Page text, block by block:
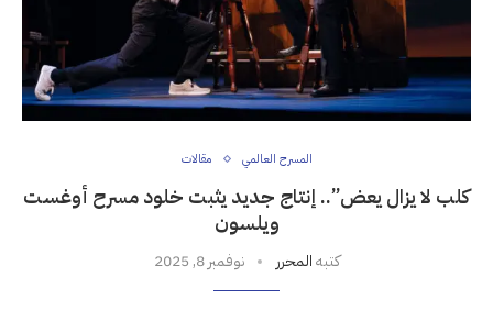
المسرح العالمي مقالات
كلب لا يزال يعض”.. إنتاج جديد يثبت خلود مسرح أوغست
ويلسون
كتبهالمحرر نوفمبر 8, 2025